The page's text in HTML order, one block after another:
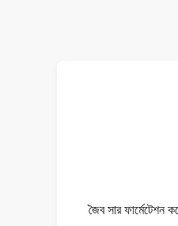
জৈব সার ফার্মেটেশন